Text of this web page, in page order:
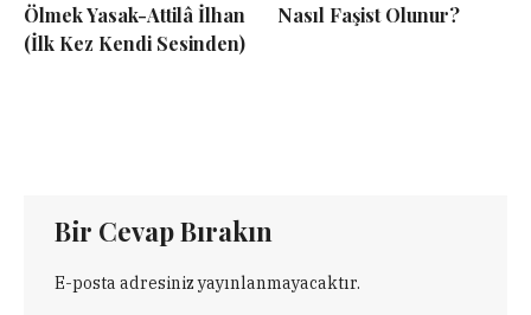
Ölmek Yasak-Attilâ İlhan
(İlk Kez Kendi Sesinden)
Nasıl Faşist Olunur?
Bir Cevap Bırakın
E-posta adresiniz yayınlanmayacaktır.